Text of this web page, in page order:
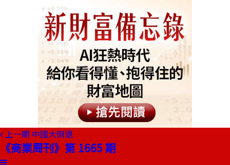
上一期 中國大倒退
《商業周刊》第 1665 期